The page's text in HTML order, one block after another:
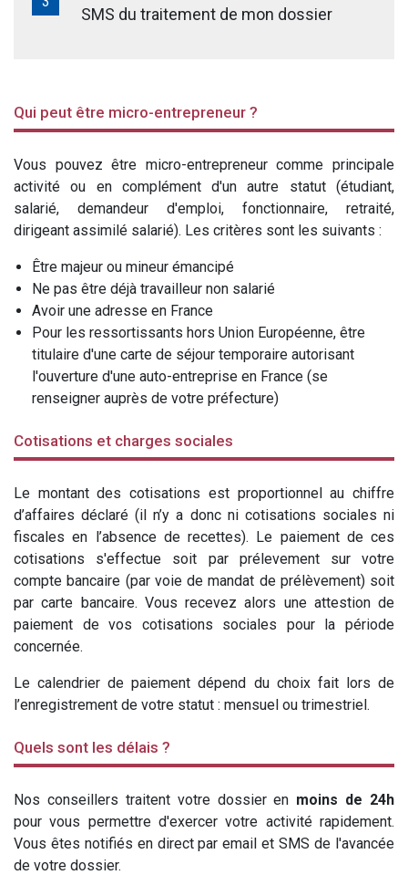
SMS du traitement de mon dossier
Qui peut être micro-entrepreneur ?
Vous pouvez être micro-entrepreneur comme principale
activité ou en complément d'un autre statut (étudiant,
salarié, demandeur d'emploi, fonctionnaire, retraité,
dirigeant assimilé salarié). Les critères sont les suivants :
Être majeur ou mineur émancipé
Ne pas être déjà travailleur non salarié
Avoir une adresse en France
Pour les ressortissants hors Union Européenne, être
titulaire d'une carte de séjour temporaire autorisant
l'ouverture d'une auto-entreprise en France (se
renseigner auprès de votre préfecture)
Cotisations et charges sociales
Le montant des cotisations est proportionnel au chiffre
d’affaires déclaré (il n’y a donc ni cotisations sociales ni
fiscales en l’absence de recettes). Le paiement de ces
cotisations s'effectue soit par prélevement sur votre
compte bancaire (par voie de mandat de prélèvement) soit
par carte bancaire. Vous recevez alors une attestion de
paiement de vos cotisations sociales pour la période
concernée.
Le calendrier de paiement dépend du choix fait lors de
l’enregistrement de votre statut : mensuel ou trimestriel.
Quels sont les délais ?
Nos conseillers traitent votre dossier en moins de 24h
pour vous permettre d'exercer votre activité rapidement.
Vous êtes notifiés en direct par email et SMS de l'avancée
de votre dossier.